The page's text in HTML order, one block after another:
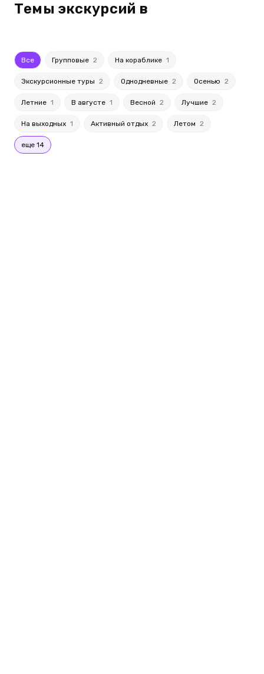
Темы экскурсий в
Все Групповые 2 На кораблике 1
Экскурсионные туры 2 Однодневные 2 Осенью 2
Летние 1 В августе 1 Весной 2 Лучшие 2
На выходных 1 Активный отдых 2 Летом 2
еще 14